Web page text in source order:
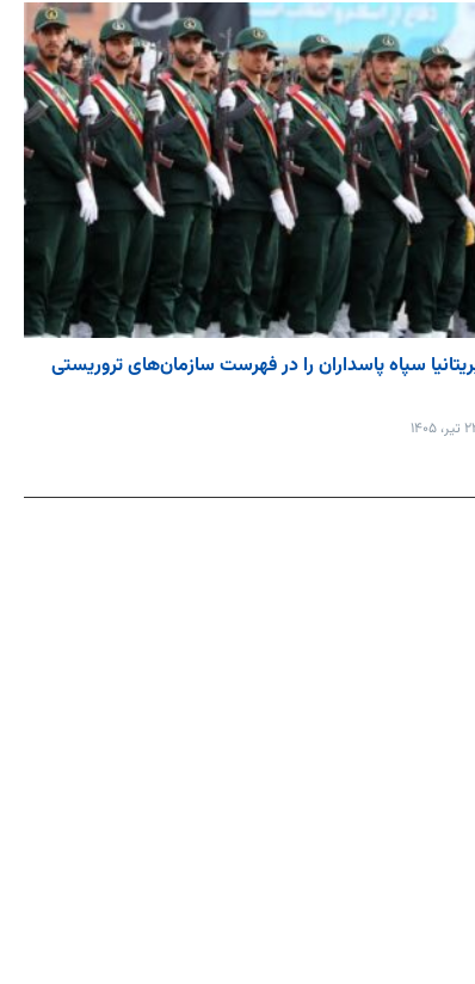
سپاه پاسداران را در فهرست سازمان‌های تروریستی